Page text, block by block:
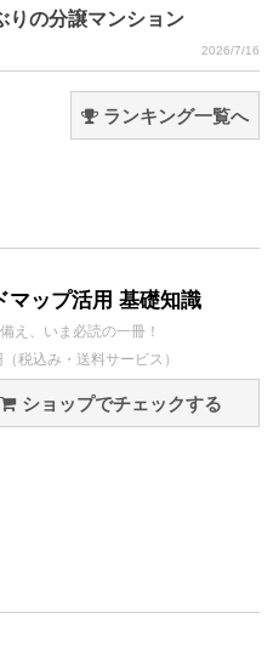
りの分譲マンション
2026/7/16
ランキング一覧へ
マップ活用 基礎知識
え、いま必読の一冊！
税込み・送料サービス）
ショップでチェックする